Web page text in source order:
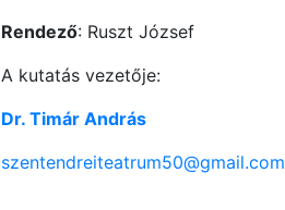
Rendező: Ruszt József
A kutatás vezetője:
Dr. Timár András
szentendreiteatrum50@gmail.com